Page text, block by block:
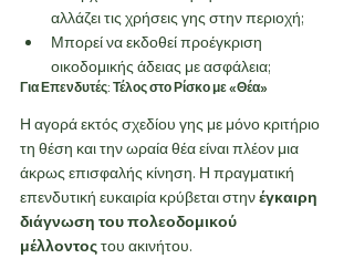
αλλάζει τις χρήσεις γης στην περιοχή;
Μπορεί να εκδοθεί προέγκριση
οικοδομικής άδειας με ασφάλεια;
Για Επενδυτές: Τέλος στο Ρίσκο με «Θέα»
Η αγορά εκτός σχεδίου γης με μόνο κριτήριο
τη θέση και την ωραία θέα είναι πλέον μια
άκρως επισφαλής κίνηση. Η πραγματική
επενδυτική ευκαιρία κρύβεται στην έγκαιρη
διάγνωση του πολεοδομικού
μέλλοντος του ακινήτου.